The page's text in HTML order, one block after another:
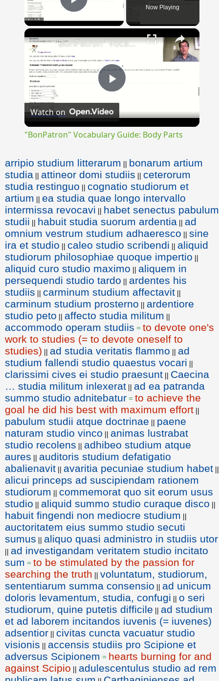
Play Video Now Playing
×
Play
Video
"BonPatron" Vocabulary Guide: Body Parts
Watch on
"BonPatron" Vocabulary Guide: Body Parts
arripio studium litterarum || bonarum artium
studia || attineor domi studiis || ceterorum
studia restinguo || cognatio studiorum et
artium || ea studia quae longo intervallo
intermissa revocavi || habet senectus pabulum
studii || habuit studia suorum ardentia || ad
omnium vestrum studium adhaeresco || sine
ira et studio || caleo studio scribendi || aliquid
studiorum philosophiae quoque impertio ||
aliquid curo studio maximo || aliquem in
persequendi studio tardo || ardentes his
studiis || carminum studium affectavit ||
carminum studium prosterno || ardentiore
studio peto || affecto studia militum ||
accommodo operam studiis = to devote one's
work to studies (= to devote oneself to
studies) || ad studia veritatis flammo || ad
studium fallendi studio quaestus vocari ||
clarissimi cives ei studio praesunt || Caecina
… studia militum inlexerat || ad ea patranda
summo studio adnitebatur = to achieve the
goal he did his best with maximum effort ||
pabulum studii atque doctrinae || paene
naturam studio vinco || animas lustrabat
studio recolens || adhibeo studium atque
aures || auditoris studium defatigatio
abalienavit || avaritia pecuniae studium habet ||
alicui princeps ad suscipiendam rationem
studiorum || commemorat quo sit eorum usus
studio || aliquid summo studio curaque disco ||
habuit fingendi non mediocre studium ||
auctoritatem eius summo studio secuti
sumus || aliquo quasi administro in studiis utor
|| ad investigandam veritatem studio incitato
sum = to be stimulated by the passion for
searching the truth || voluntatum, studiorum,
sententiarum summa consensio || ad unicum
doloris levamentum, studia, confugi || o seri
studiorum, quine putetis difficile || ad studium
et ad laborem incitandos iuvenis (= iuvenes)
adsentior || civitas cuncta vacuatur studio
visionis || accensis studiis pro Scipione et
adversus Scipionem = hearts burning for and
against Scipio || adulescentulus studio ad rem